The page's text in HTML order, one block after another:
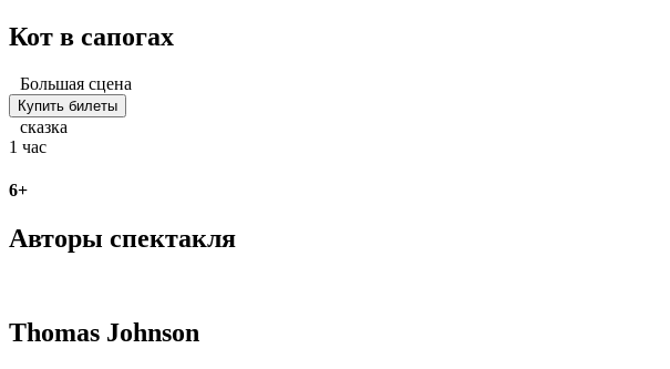
Кот в сапогах
Большая сцена
Купить билеты
сказка
1 час
6+
Авторы спектакля
Thomas Johnson